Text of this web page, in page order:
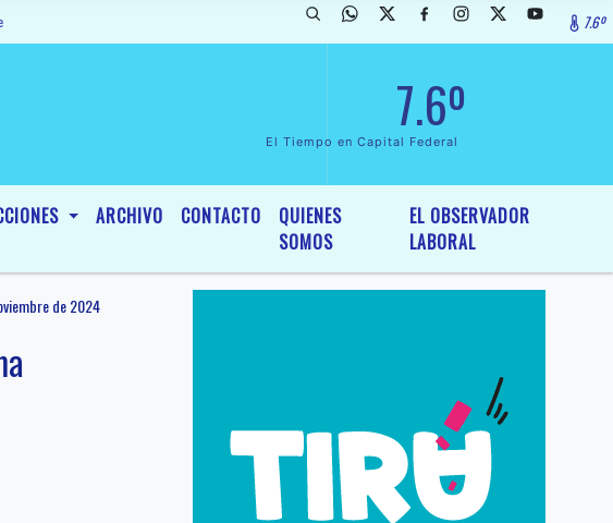
fue declarada de InterÃ©s General y Legislativo, por Ordenanza NÂº 6236/19 del7.6º
7.6º
El Tiempo en Capital Federal
ARCHIVO CONTACTO
QUIENES
SOMOS
EL OBSERVADOR
LABORAL
de 2024